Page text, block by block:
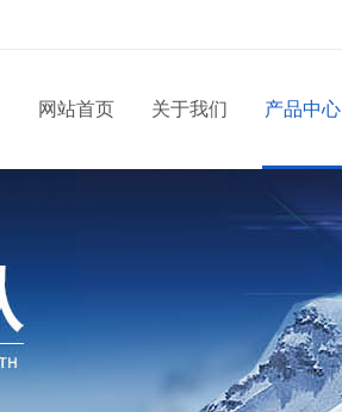
网站首页 关于我们 产品中心